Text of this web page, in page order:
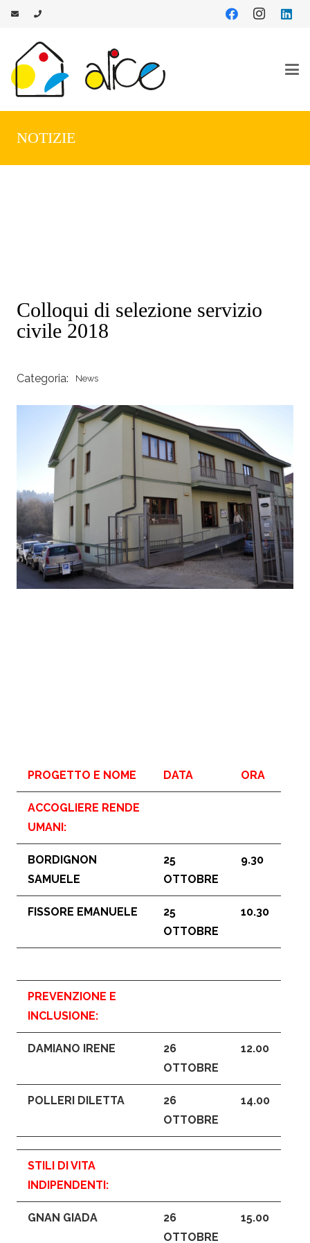
NOTIZIE
Colloqui di selezione servizio
civile 2018
Categoria: News
PROGETTO E NOME DATA ORA
ACCOGLIERE RENDE
UMANI:
BORDIGNON
SAMUELE
25
OTTOBRE
9.30
FISSORE EMANUELE
25
OTTOBRE
10.30
PREVENZIONE E
INCLUSIONE:
DAMIANO IRENE
26
OTTOBRE
12.00
POLLERI DILETTA
26
OTTOBRE
14.00
STILI DI VITA
INDIPENDENTI:
GNAN GIADA
26
OTTOBRE
15.00